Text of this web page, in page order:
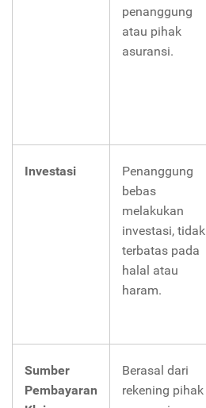
penanggung
atau pihak
asuransi.
Investasi
Penanggung
bebas
melakukan
investasi, tidak
terbatas pada
halal atau
haram.
Sumber
Pembayaran
Berasal dari
rekening pihak